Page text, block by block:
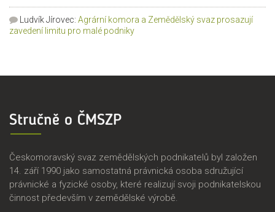
Ludvík Jírovec: Agrární komora a Zemědělský svaz prosazují
zavedení limitu pro malé podniky
Stručně o ČMSZP
Českomoravský svaz zemědělských podnikatelů byl založen
14. září 1990 jako samostatná právnická osoba sdružující
právnické a fyzické osoby, které realizují svoji podnikatelskou
činnost především v zemědělské výrobě.